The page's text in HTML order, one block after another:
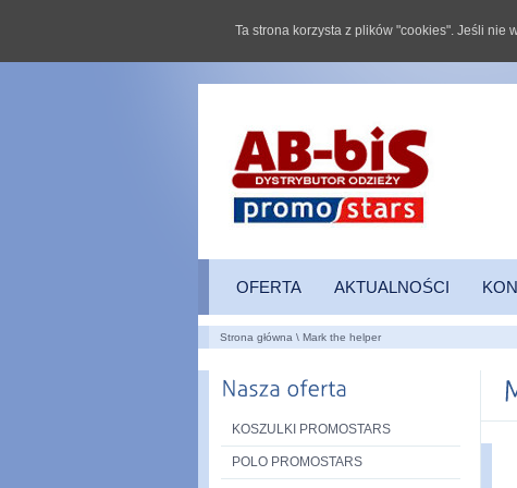
OFERTA AKTUALNOŚCI
Strona główna \ Mark the helper
KOSZULKI PROMOSTARS
POLO PROMOSTARS
Ta strona korzysta z plików "cookies". Jeśli nie